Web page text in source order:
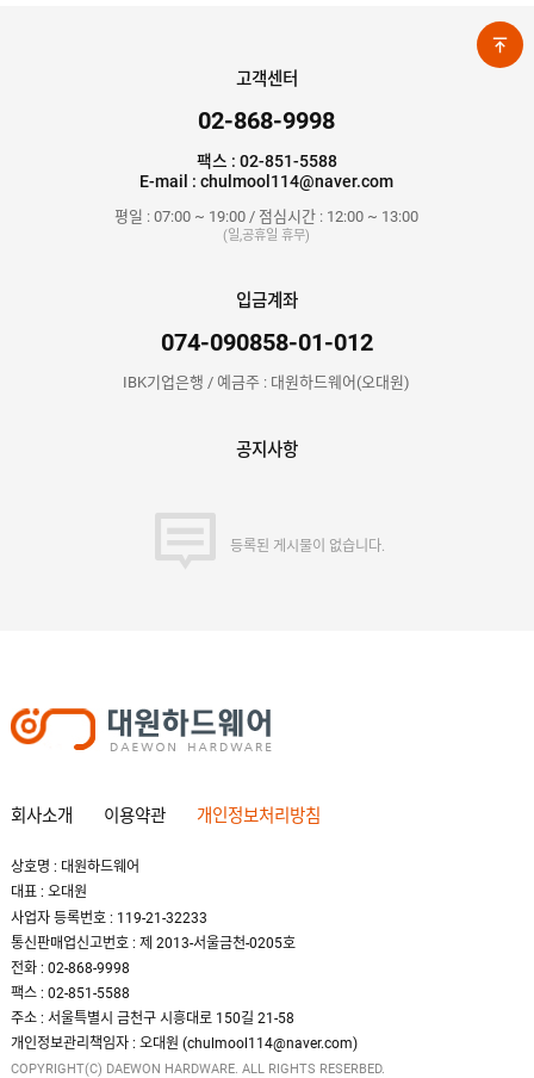
고객센터
02-868-9998
팩스 : 02-851-5588
E-mail : chulmool114@naver.com
평일 : 07:00 ~ 19:00 / 점심시간 : 12:00 ~ 13:00
(일,공휴일 휴무)
입금계좌
074-090858-01-012
IBK기업은행 / 예금주 : 대원하드웨어(오대원)
공지사항
등록된 게시물이 없습니다.
회사소개 이용약관 개인정보처리방침
상호명 : 대원하드웨어
대표 : 오대원
사업자 등록번호 : 119-21-32233
통신판매업신고번호 : 제 2013-서울금천-0205호
전화 : 02-868-9998
팩스 : 02-851-5588
주소 : 서울특별시 금천구 시흥대로 150길 21-58
개인정보관리책임자 : 오대원 (chulmool114@naver.com)
COPYRIGHT(C) DAEWON HARDWARE. ALL RIGHTS RESERBED.